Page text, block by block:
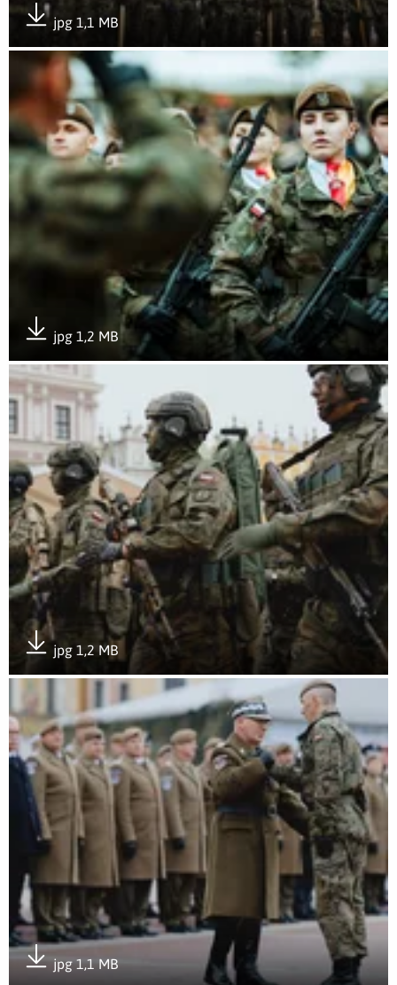
jpg 1,1 MB
Pobierz załącznik
Otwórz załącznik Wojska Obrony Terytorialnej świętowały
jpg 1,2 MB
Pobierz załącznik
Otwórz załącznik Wojska Obrony Terytorialnej świętowały
jpg 1,2 MB
Pobierz załącznik
Otwórz załącznik Wojska Obrony Terytorialnej świętowały
jpg 1,1 MB